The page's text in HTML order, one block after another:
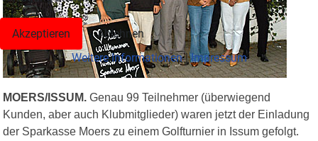
MOERS/ISSUM. Genau 99 Teilnehmer (überwiegend
Kunden, aber auch Klubmitglieder) waren jetzt der Einladung
der Sparkasse Moers zu einem Golfturnier in Issum gefolgt.
Akzeptieren
Ablehnen
Weitere Informationen|Impressum